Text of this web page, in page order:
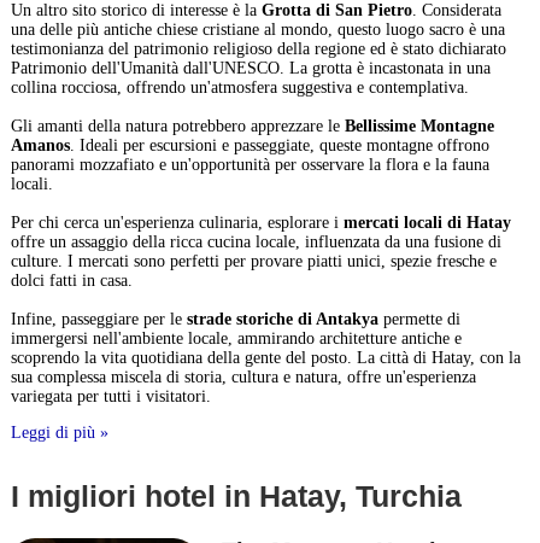
Un altro sito storico di interesse è la Grotta di San Pietro. Considerata
una delle più antiche chiese cristiane al mondo, questo luogo sacro è una
testimonianza del patrimonio religioso della regione ed è stato dichiarato
Patrimonio dell'Umanità dall'UNESCO. La grotta è incastonata in una
collina rocciosa, offrendo un'atmosfera suggestiva e contemplativa.
Gli amanti della natura potrebbero apprezzare le Bellissime Montagne
Amanos. Ideali per escursioni e passeggiate, queste montagne offrono
panorami mozzafiato e un'opportunità per osservare la flora e la fauna
locali.
Per chi cerca un'esperienza culinaria, esplorare i mercati locali di Hatay
offre un assaggio della ricca cucina locale, influenzata da una fusione di
culture. I mercati sono perfetti per provare piatti unici, spezie fresche e
dolci fatti in casa.
Infine, passeggiare per le strade storiche di Antakyapermette di
immergersi nell'ambiente locale, ammirando architetture antiche e
scoprendo la vita quotidiana della gente del posto. La città di Hatay, con la
sua complessa miscela di storia, cultura e natura, offre un'esperienza
variegata per tutti i visitatori.
Leggi di più »
I migliori hotel in Hatay, Turchia